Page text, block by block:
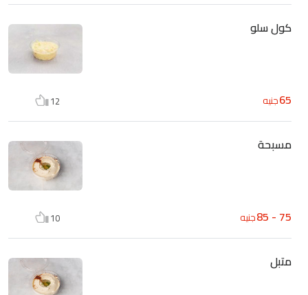
كول سلو
65جنيه 12
مسبحة
75 - 85 جنيه 10
متبل